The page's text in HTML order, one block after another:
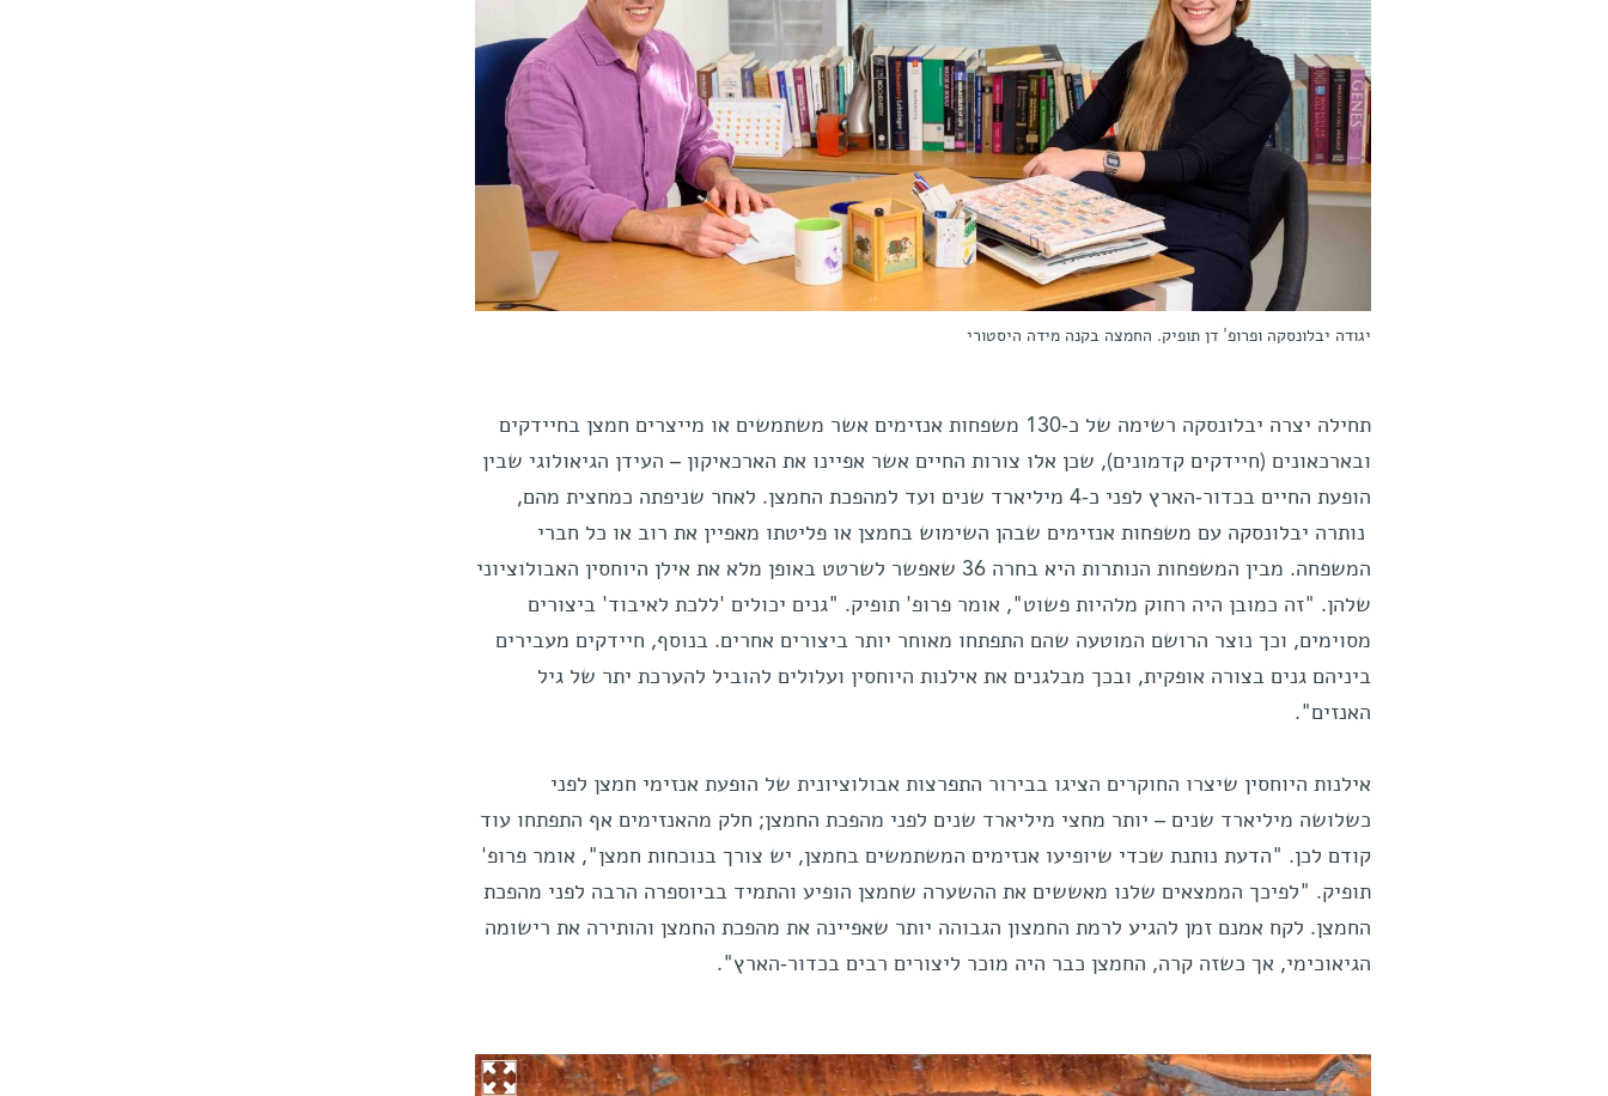
יגודה יבלונסקה ופרופ' דן תופיק. החמצה בקנה מידה היסטורי
תחילה יצרה יבלונסקה רשימה של כ-130 משפחות אנזימים אשר משתמשים או מייצרים חמצן בחיידקים
ובארכאונים (חיידקים קדמונים), שכן אלו צורות החיים אשר אפיינו את הארכאיקון – העידן הגיאולוגי שבין
הופעת החיים בכדור-הארץ לפני כ-4 מיליארד שנים ועד למהפכת החמצן. לאחר שניפתה כמחצית מהם,
נותרה יבלונסקה עם משפחות אנזימים שבהן השימוש בחמצן או פליטתו מאפיין את רוב או כל חברי
המשפחה. מבין המשפחות הנותרות היא בחרה 36 שאפשר לשרטט באופן מלא את אילן היוחסין האבולוציוני
שלהן. "זה כמובן היה רחוק מלהיות פשוט", אומר פרופ' תופיק. "גנים יכולים 'ללכת לאיבוד' ביצורים
מסוימים, וכך נוצר הרושם המוטעה שהם התפתחו מאוחר יותר ביצורים אחרים. בנוסף, חיידקים מעבירים
ביניהם גנים בצורה אופקית, ובכך מבלגנים את אילנות היוחסין ועלולים להוביל להערכת יתר של גיל
האנזים".
אילנות היוחסין שיצרו החוקרים הציגו בבירור התפרצות אבולוציונית של הופעת אנזימי חמצן לפני
כשלושה מיליארד שנים – יותר מחצי מיליארד שנים לפני מהפכת החמצן; חלק מהאנזימים אף התפתחו עוד
קודם לכן. "הדעת נותנת שכדי שיופיעו אנזימים המשתמשים בחמצן, יש צורך בנוכחות חמצן", אומר פרופ'
תופיק. "לפיכך הממצאים שלנו מאששים את ההשערה שחמצן הופיע והתמיד בביוספרה הרבה לפני מהפכת
החמצן. לקח אמנם זמן להגיע לרמת החמצון הגבוהה יותר שאפיינה את מהפכת החמצן והותירה את רישומה
הגיאוכימי, אך כשזה קרה, החמצן כבר היה מוכר ליצורים רבים בכדור-הארץ".